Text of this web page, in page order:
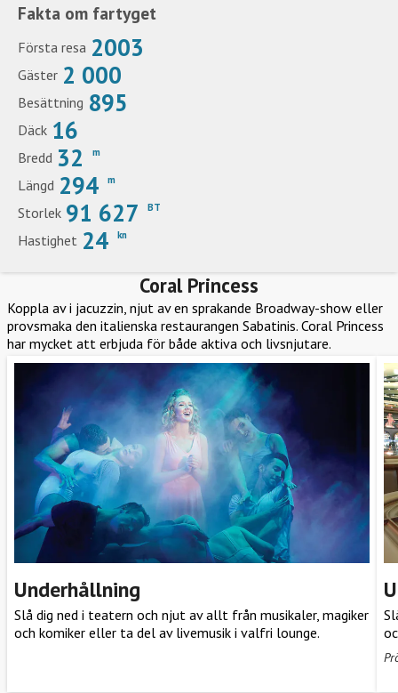
Fakta om fartyget
Första resa 2003
Gäster 2 000
Besättning 895
Däck 16
Bredd 32 m
Längd 294 m
Storlek 91 627 BT
Hastighet 24 kn
Coral Princess
Koppla av i jacuzzin, njut av en sprakande Broadway-show eller
provsmaka den italienska restaurangen Sabatinis. Coral Princess
har mycket att erbjuda för både aktiva och livsnjutare.
Underhållning
Slå dig ned i teatern och njut av allt från musikaler, magiker
och komiker eller ta del av livemusik i valfri lounge.